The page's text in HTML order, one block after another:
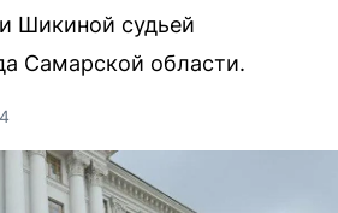
Шикиной судьей
Самарской области.
4